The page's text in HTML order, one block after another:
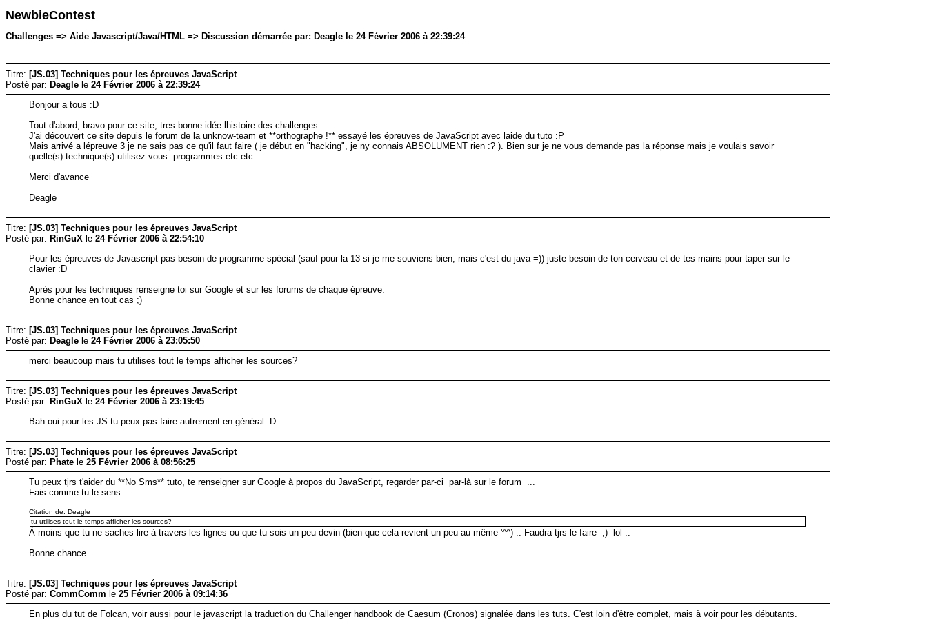
NewbieContest
Challenges => Aide Javascript/Java/HTML => Discussion démarrée par: Deagle le 24 Février 2006 à 22:39:24
Titre: [JS.03] Techniques pour les épreuves JavaScript
Posté par: Deagle le 24 Février 2006 à 22:39:24
Bonjour a tous :D
Tout d'abord, bravo pour ce site, tres bonne idée lhistoire des challenges.
J'ai découvert ce site depuis le forum de la unknow-team et **orthographe !** essayé les épreuves de JavaScript avec laide du tuto :P
Mais arrivé a lépreuve 3 je ne sais pas ce qu'il faut faire ( je début en "hacking", je ny connais ABSOLUMENT rien :? ). Bien sur je ne vous demande pas la réponse mais je voulais savoir
quelle(s) technique(s) utilisez vous: programmes etc etc
Merci d'avance
Deagle
Titre: [JS.03] Techniques pour les épreuves JavaScript
Posté par: RinGuX le 24 Février 2006 à 22:54:10
Pour les épreuves de Javascript pas besoin de programme spécial (sauf pour la 13 si je me souviens bien, mais c'est du java =)) juste besoin de ton cerveau et de tes mains pour taper sur le
clavier :D
Après pour les techniques renseigne toi sur Google et sur les forums de chaque épreuve.
Bonne chance en tout cas ;)
Titre: [JS.03] Techniques pour les épreuves JavaScript
Posté par: Deagle le 24 Février 2006 à 23:05:50
merci beaucoup mais tu utilises tout le temps afficher les sources?
Titre: [JS.03] Techniques pour les épreuves JavaScript
Posté par: RinGuX le 24 Février 2006 à 23:19:45
Bah oui pour les JS tu peux pas faire autrement en général :D
Titre: [JS.03] Techniques pour les épreuves JavaScript
Posté par: Phate le 25 Février 2006 à 08:56:25
Tu peux tjrs t'aider du **No Sms** tuto, te renseigner sur Google à propos du JavaScript, regarder par-ci par-là sur le forum ...
Fais comme tu le sens ...
Citation de: Deagle
tu utilises tout le temps afficher les sources?
À moins que tu ne saches lire à travers les lignes ou que tu sois un peu devin (bien que cela revient un peu au même '^^) .. Faudra tjrs le faire ;) lol ..
Bonne chance..
Titre: [JS.03] Techniques pour les épreuves JavaScript
Posté par: CommComm le 25 Février 2006 à 09:14:36
En plus du tut de Folcan, voir aussi pour le javascript la traduction du Challenger handbook de Caesum (Cronos) signalée dans les tuts. C'est loin d'être complet, mais à voir pour les débutants.